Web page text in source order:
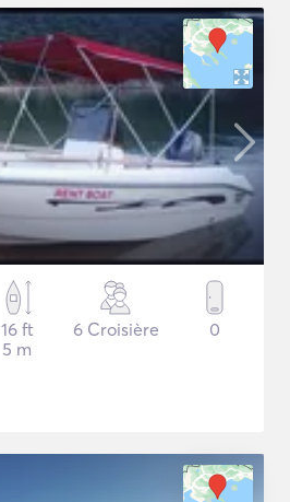
16 ft
5 m
6 Croisière 0